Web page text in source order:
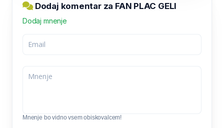
Dodaj komentar za FAN PLAC GELI
Dodaj mnenje
Mnenje bo vidno vsem obiskovalcem!